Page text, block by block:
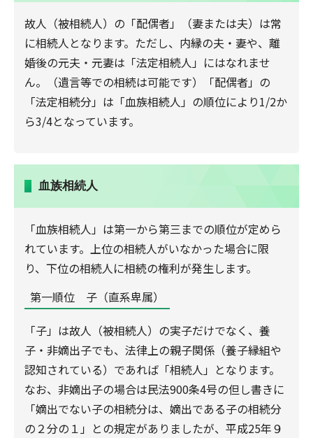
故人（被相続人）の「配偶者」（妻または夫）は常
に相続人となります。ただし、内縁の夫・妻や、離
婚後の元夫・元妻は「法定相続人」にはなれませ
ん。（遺言等での相続は可能です）「配偶者」の
「法定相続分」は「血族相続人」の順位により1/2か
ら3/4となっています。
血族相続人
「血族相続人」は第一から第三までの順位が定めら
れています。上位の相続人がいなかった場合に限
り、下位の相続人に相続の権利が発生します。
第一順位 子（直系卑属）
「子」は故人（被相続人）の実子だけでなく、養
子・非嫡出子でも、法律上の親子関係（養子縁組や
認知されている）であれば「相続人」となります。
なお、非嫡出子の場合は民法900条4号の但し書きに
「嫡出でない子の相続分は、嫡出である子の相続分
の２分の１」との規定がありましたが、平成25年９